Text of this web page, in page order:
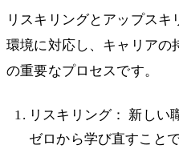
リスキリングとアップスキ
環境に対応し、キャリアの
の重要なプロセスです。
リスキリング： 新しい
ゼロから学び直すこと